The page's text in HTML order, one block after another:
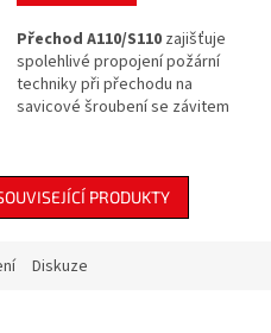
Přechod A110/S110 zajišťuje
spolehlivé propojení požární
techniky při přechodu na
savicové šroubení se závitem
PRODUKTY
Diskuze